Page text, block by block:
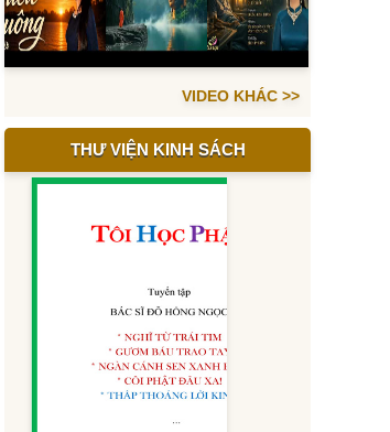
VIDEO KHÁC >>
THƯ VIỆN KINH SÁCH